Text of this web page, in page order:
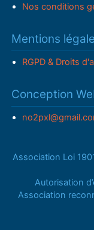
Nos conditions
Mentions
RGPD & Droits
Conception
Association Loi
Autorisation
Association